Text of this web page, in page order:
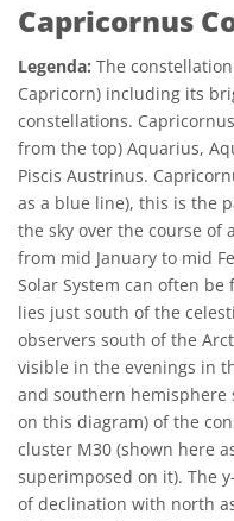
Capricornus
Legenda: The
Capricorn) including its
constellations.
from the top) Aquarius,
Piscis Austrinus.
as a blue line), this is the
the sky over the course of
from mid January to mid
Solar System can often
lies just south of the
observers south of the
visible in the evenings in
and southern
on this diagram) of the
cluster M30 (shown here
superimposed on it). The
of declination with north